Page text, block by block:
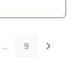
... 9